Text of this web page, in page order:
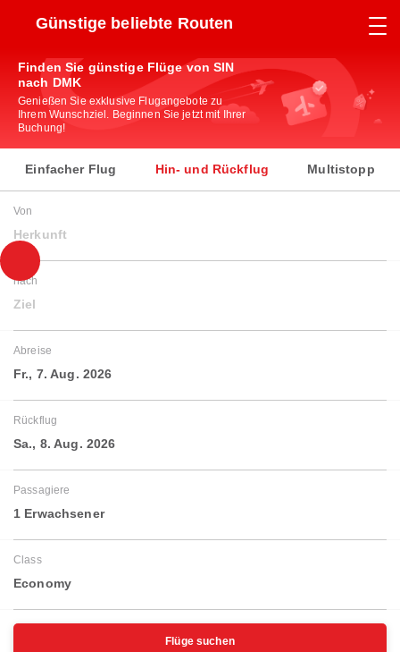
Günstige beliebte Routen
Finden Sie günstige Flüge von SIN
nach DMK
Genießen Sie exklusive Flugangebote zu
Ihrem Wunschziel. Beginnen Sie jetzt mit Ihrer
Buchung!
Einfacher Flug Hin- und Rückflug Multistopp
Von
Herkunft
nach
Ziel
Abreise
Fr., 7. Aug. 2026
Rückflug
Sa., 8. Aug. 2026
Passagiere
1 Erwachsener
Class
Economy
Flüge suchen